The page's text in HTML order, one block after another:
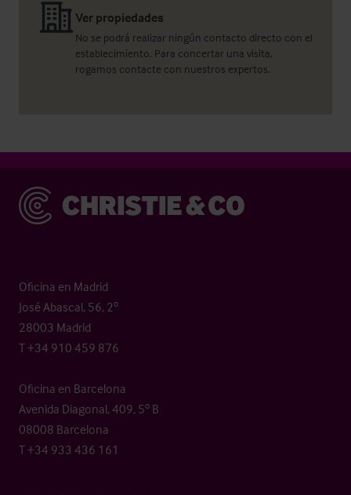
Ver propiedades
No se podrá realizar ningún contacto directo con el
establecimiento. Para concertar una visita,
rogamos contacte con nuestros expertos.
Christie & Co
Oficina en Madrid
José Abascal, 56, 2º
28003 Madrid
T +34 910 459 876
Oficina en Barcelona
Avenida Diagonal, 409, 5º B
08008 Barcelona
T +34 933 436 161